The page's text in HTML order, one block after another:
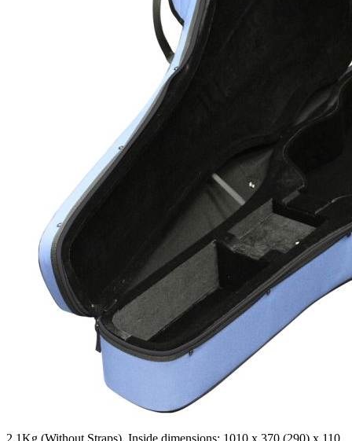
2.1Kg (Without Straps). Inside dimensions: 1010 x 370 (290) x 110